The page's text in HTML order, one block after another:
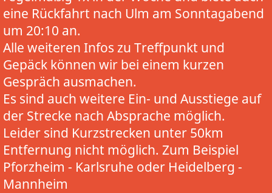
eine Rückfahrt nach Ulm am Sonntagabend
um 20:10 an.
Alle weiteren Infos zu Treffpunkt und
Gepäck können wir bei einem kurzen
Gespräch ausmachen.
Es sind auch weitere Ein- und Ausstiege auf
der Strecke nach Absprache möglich.
Leider sind Kurzstrecken unter 50km
Entfernung nicht möglich. Zum Beispiel
Pforzheim - Karlsruhe oder Heidelberg -
Mannheim